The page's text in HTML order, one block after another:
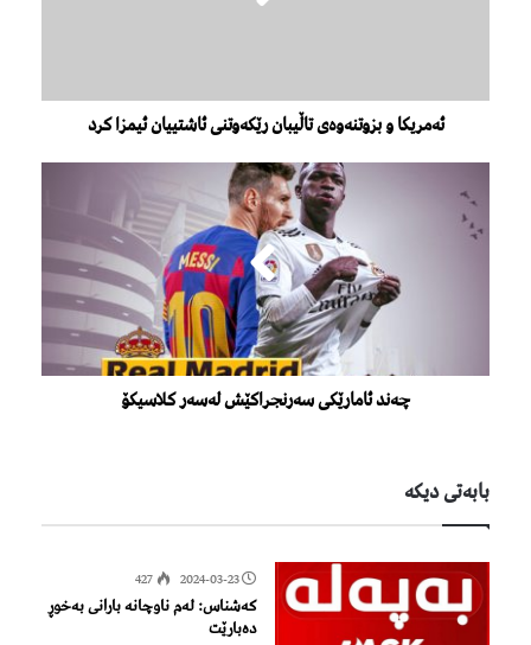
ئەمریکا و بزوتنەوەى تاڵیبان رێکەوتنى ئاشتییان ئیمزا کرد
چەند ئامارێكی سەرنجراكێش لەسەر كلاسیكۆ
بابەتی دیكە
2024-03-23
427
کەشناس: لەم ناوچانە بارانی بەخوڕ
دەبارێت